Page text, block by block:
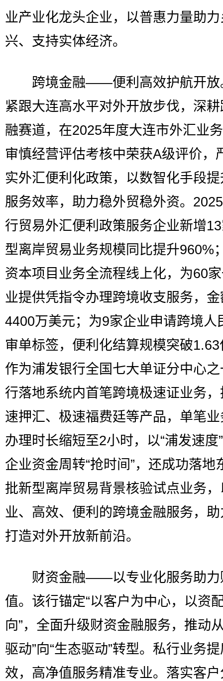
业产业化龙头企业，以普惠力量助
兴、支持实体经济。
跨境金融——便利高效护航开放
紧跟大连高水平对外开放步伐，深
融赛道，在2025年度大连市外汇业
审慎经营评估考核中荣获A级评价，
实外汇便利化政策，以数智化手段
服务效率，助力稳外贸稳外资。
行贸易外汇便利政策服务企业新增
型离岸贸易业务规模同比提升960%
资本项目业务全流程线上化，为60
业提供凭指令办理跨境收支服务，
4400万美元；为9家企业申请跨境人
审单标签，便利化结算规模突破
作为浦发银行全国七大单证分中心
行落地系统内首笔跨境极速证业务
速押汇、极速福费廷等产品，单笔
办理时长缩短至2小时，以“浦发速度
企业资金周转“抢时间”，还成功落地
批新型离岸贸易背景核验试点业务
业、高效、便利的跨境金融服务，
打造对外开放新前沿。
财资金融——以专业化服务助力
值。该行锚定“以客户为中心，以资
向”，全面升级财资金融服务，推动
驱动”向“生态驱动”转型。私行业务
效，高净值服务精准专业。落实客